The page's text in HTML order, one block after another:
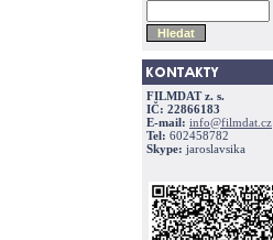
FILMDAT z. s.
IČ: 22866183
E-mail: info@filmdat.cz
Tel: 602458782
Skype: jaroslavsika